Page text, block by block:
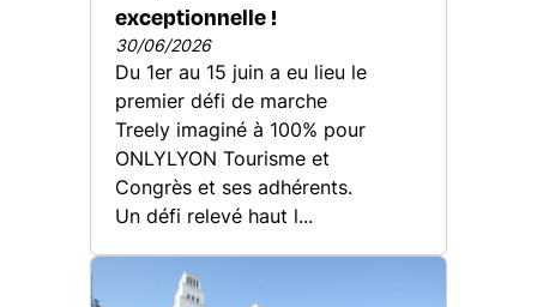
exceptionnelle !
30/06/2026
Du 1er au 15 juin a eu lieu le
premier défi de marche
Treely imaginé à 100% pour
ONLYLYON Tourisme et
Congrès et ses adhérents.
Un défi relevé haut l...